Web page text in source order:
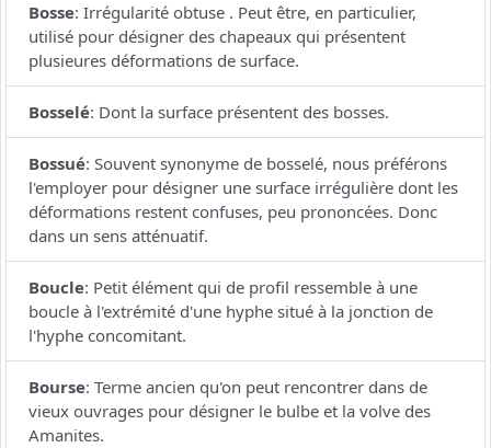
Bosse: Irrégularité obtuse . Peut être, en particulier,
utilisé pour désigner des chapeaux qui présentent
plusieures déformations de surface.
Bosselé: Dont la surface présentent des bosses.
Bossué: Souvent synonyme de bosselé, nous préférons
l'employer pour désigner une surface irrégulière dont les
déformations restent confuses, peu prononcées. Donc
dans un sens atténuatif.
Boucle: Petit élément qui de profil ressemble à une
boucle à l'extrémité d'une hyphe situé à la jonction de
l'hyphe concomitant.
Bourse: Terme ancien qu'on peut rencontrer dans de
vieux ouvrages pour désigner le bulbe et la volve des
Amanites.